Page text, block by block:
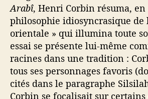
Arabî, Henri Corbin résuma,
philosophie idiosyncrasique de
orientale » qui illumina toute
essai se présente lui-même
racines dans une tradition :
tous ses personnages favoris
cités dans le paragraphe
Corbin se focalisait sur